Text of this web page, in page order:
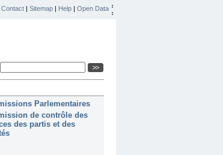
Contact | Sitemap | Help | Open Data
Parlementaires
de contrôle des
des partis et des